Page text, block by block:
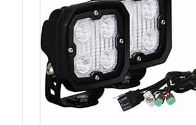
producto